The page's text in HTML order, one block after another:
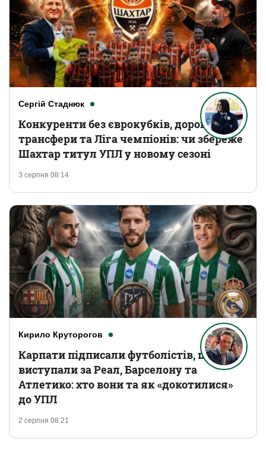
Сергій Стаднюк
3 серпня 08:14
Конкуренти без єврокубків, дорогі
трансфери та Ліга чемпіонів: чи збереже
Шахтар титул УПЛ у новому сезоні
Кирило Круторогов
2 серпня 08:21
Карпати підписали футболістів, що
виступали за Реал, Барселону та
Атлетико: хто вони та як «докотилися»
до УПЛ